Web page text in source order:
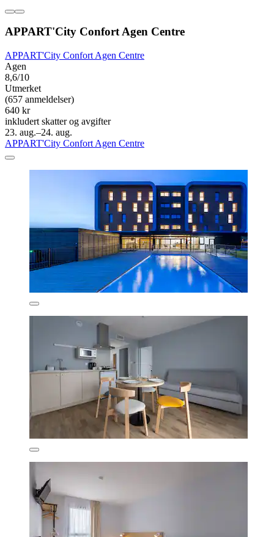
APPART'City Confort Agen Centre
APPART'City Confort Agen Centre
Agen
8,6/10
Utmerket
(657 anmeldelser)
640 kr
inkludert skatter og avgifter
23. aug.–24. aug.
APPART'City Confort Agen Centre